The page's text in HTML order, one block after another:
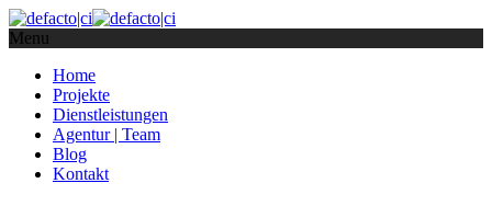
Menu
Home
Projekte
Dienstleistungen
Agentur | Team
Blog
Kontakt